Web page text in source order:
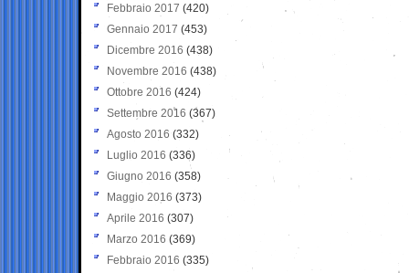
Febbraio 2017 (420)
Gennaio 2017 (453)
Dicembre 2016 (438)
Novembre 2016 (438)
Ottobre 2016 (424)
Settembre 2016 (367)
Agosto 2016 (332)
Luglio 2016 (336)
Giugno 2016 (358)
Maggio 2016 (373)
Aprile 2016 (307)
Marzo 2016 (369)
Febbraio 2016 (335)